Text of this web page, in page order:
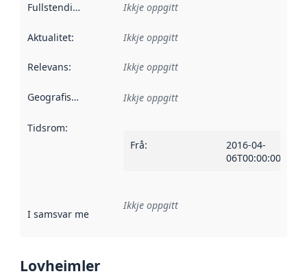
Fullstendigheit Ikkje oppgitt
Aktualitet: Ikkje oppgitt
Relevans: Ikkje oppgitt
Geografisk område Ikkje oppgitt
Tidsrom:
Frå:
2016-04-
06T00:00:00Z
I samsvar med Referanse til ei implementeringsregel eller
Ikkje oppgitt
Lovheimler